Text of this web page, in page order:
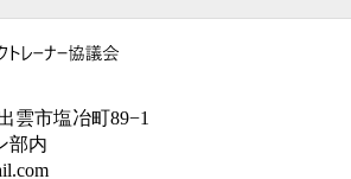
雲市塩冶町89−1
部内